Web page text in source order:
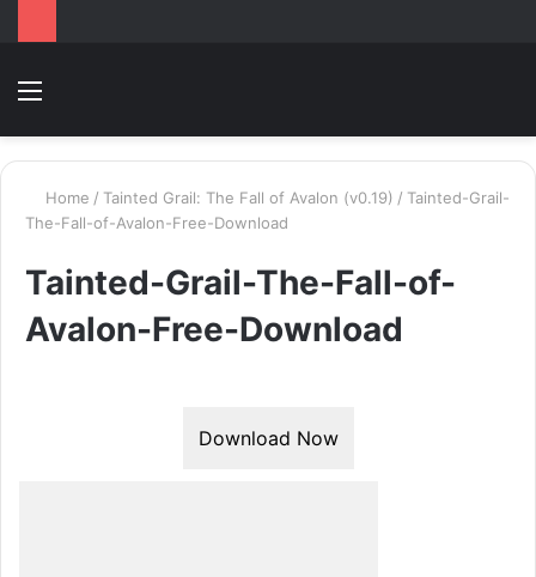
Home / Tainted Grail: The Fall of Avalon (v0.19) / Tainted-Grail-
The-Fall-of-Avalon-Free-Download
Tainted-Grail-The-Fall-of-
Avalon-Free-Download
Download Now